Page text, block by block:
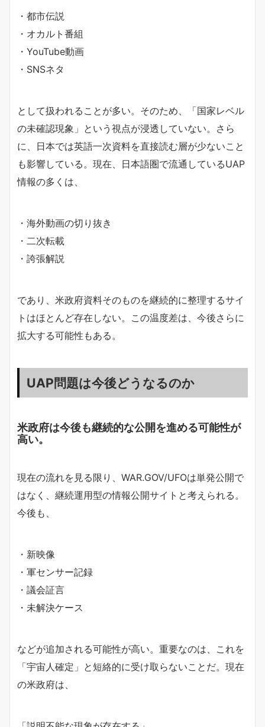
・都市伝説
・オカルト番組
・YouTube動画
・SNSネタ
として扱われることが多い。そのため、「国家レベル
の未確認現象」という視点が浸透していない。さら
に、日本では英語一次資料を直接読む層が少ないこと
も影響している。現在、日本語圏で流通しているUAP
情報の多くは、
・海外動画の切り抜き
・二次転載
・誇張解説
であり、米政府資料そのものを継続的に整理するサイ
トはほとんど存在しない。この温度差は、今後さらに
拡大する可能性もある。
UAP問題は今後どうなるのか
米政府は今後も継続的な公開を進める可能性が
高い。
現在の流れを見る限り、WAR.GOV/UFOは単発公開で
はなく、継続運用型の情報公開サイトと考えられる。
今後も、
・新映像
・軍センサー記録
・議会証言
・未解決ケース
などが追加される可能性が高い。重要なのは、これを
「宇宙人確定」と短絡的に受け取らないことだ。現在
の米政府は、